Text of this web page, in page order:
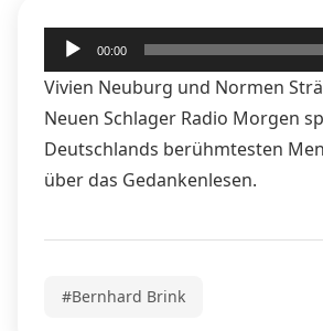
Audio-
Player
00:00
Vivien Neuburg und Normen
Neuen Schlager Radio Morgen
Deutschlands berühmtesten
über das Gedankenlesen.
#Bernhard Brink